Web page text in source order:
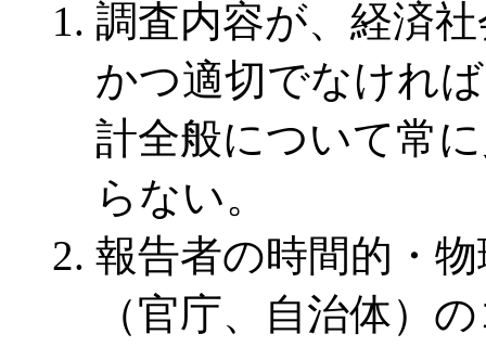
調査内容が、経済
かつ適切でなけれ
計全般について常
らない。
報告者の時間的・
（官庁、自治体）